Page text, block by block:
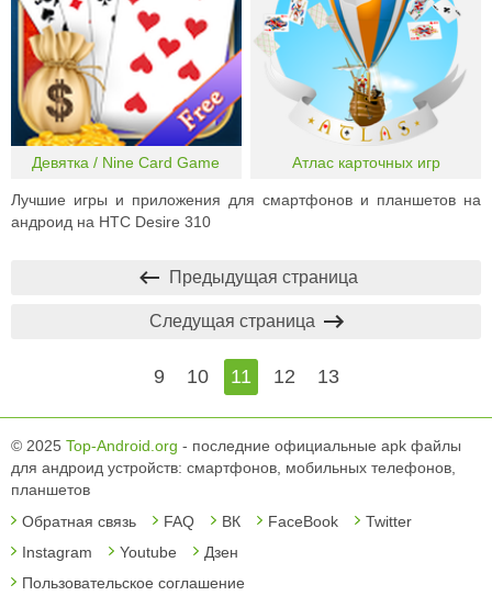
Девятка / Nine Card Game Атлас карточных игр
Лучшие игры и приложения для смартфонов и планшетов на
андроид на HTC Desire 310
Предыдущая страница
9 10 11 12 13
Следущая страница
© 2025 Top-Android.org - последние официальные apk файлы
для андроид устройств: смартфонов, мобильных телефонов,
планшетов
Обратная связь
FAQ ВК FaceBook
Twitter
Instagram
Youtube
Дзен
Пользовательское соглашение